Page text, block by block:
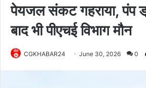
पेयजल संकट गहराया, पंप
बाद भी पीएचई विभाग मौन
CGKHABAR24 June 30, 2026 0